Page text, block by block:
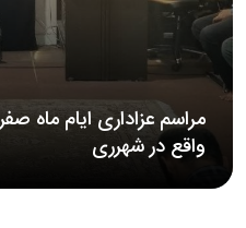
مراسم‌ عزاداری‌ ایام ماه
واقع در شهرری